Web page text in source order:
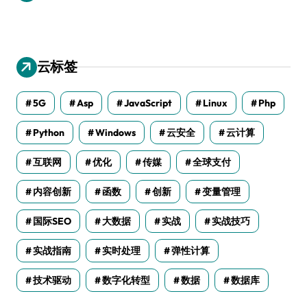
云标签
5G Asp JavaScript Linux Php
Python Windows 云安全 云计算
互联网 优化 传媒 全球支付
内容创新 函数 创新 变量管理
国际SEO 大数据 实战 实战技巧
实战指南 实时处理 弹性计算
技术驱动 数字化转型 数据 数据库